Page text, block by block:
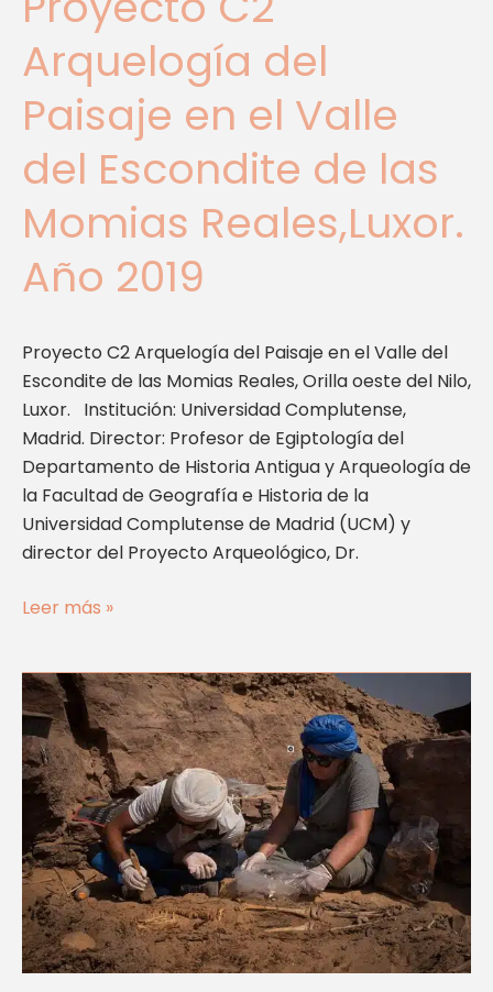
Arquelogía del
Paisaje en el Valle
del Escondite de las
Momias Reales,Luxor.
Año 2019
Proyecto C2 Arquelogía del Paisaje en el Valle del
Escondite de las Momias Reales, Orilla oeste del Nilo,
Luxor. Institución: Universidad Complutense,
Madrid. Director: Profesor de Egiptología del
Departamento de Historia Antigua y Arqueología de
la Facultad de Geografía e Historia de la
Universidad Complutense de Madrid (UCM) y
director del Proyecto Arqueológico, Dr.
Momias
Reales,Luxor.
Año
2019
Leer más »
Proyecto
Quebbet
El-
Hawa,
Aswan.
Año
2019